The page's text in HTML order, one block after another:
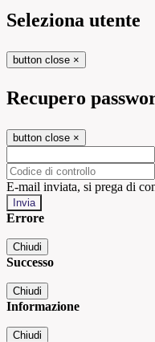
Seleziona utente
button close ×
Recupero
button close ×
E-mail inviata, si prega di
Errore
Chiudi
Successo
Chiudi
Informazione
Chiudi